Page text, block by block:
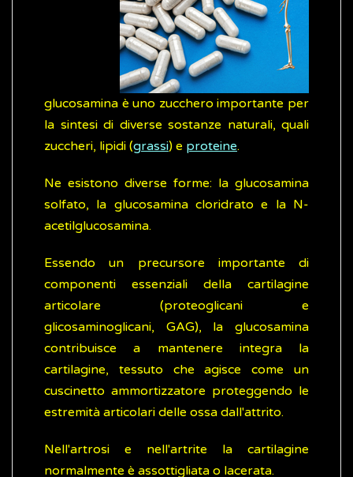
glucosamina è uno zucchero importante per
la sintesi di diverse sostanze naturali, quali
zuccheri, lipidi (grassi) e proteine.
Ne esistono diverse forme: la glucosamina
solfato, la glucosamina cloridrato e la N-
acetilglucosamina.
Essendo un precursore importante di
componenti essenziali della cartilagine
articolare (proteoglicani e
glicosaminoglicani, GAG), la glucosamina
contribuisce a mantenere integra la
cartilagine, tessuto che agisce come un
cuscinetto ammortizzatore proteggendo le
estremità articolari delle ossa dall'attrito.
Nell'artrosi e nell'artrite la cartilagine
normalmente è assottigliata o lacerata.